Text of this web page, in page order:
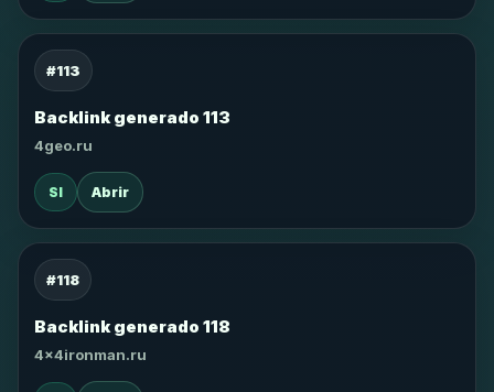
#113
Backlink generado 113
4geo.ru
SI Abrir
#118
Backlink generado 118
4x4ironman.ru